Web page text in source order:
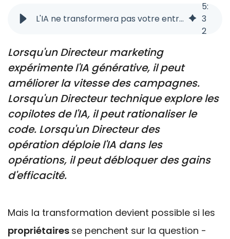
L'IA ne transformera pas votre entreprise si les propriétaires ne le font pas
5:
3
2
Lorsqu'un Directeur marketing
expérimente l'IA générative, il peut
améliorer la vitesse des campagnes.
Lorsqu'un Directeur technique explore les
copilotes de l'IA, il peut rationaliser le
code. Lorsqu'un Directeur des
opération déploie l'IA dans les
opérations, il peut débloquer des gains
d'efficacité.
Mais la transformation devient possible si les
propriétaires se penchent sur la question -